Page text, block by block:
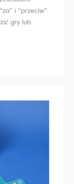
i “przeciw”.
gry lub